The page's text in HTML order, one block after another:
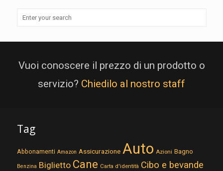
Vuoi conoscere il prezzo di un prodotto o
servizio? Chiedilo al nostro staff
Tag
Abbonamenti Amazon Assicurazione Auto Azioni Bagno
Benzina Biglietto Cane Carta d'identità Cibo e bevande